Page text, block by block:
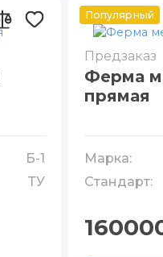
Б-1
ТУ
Популярный
Предзаказ
Ферма
прямая
Марка:
Стандарт: